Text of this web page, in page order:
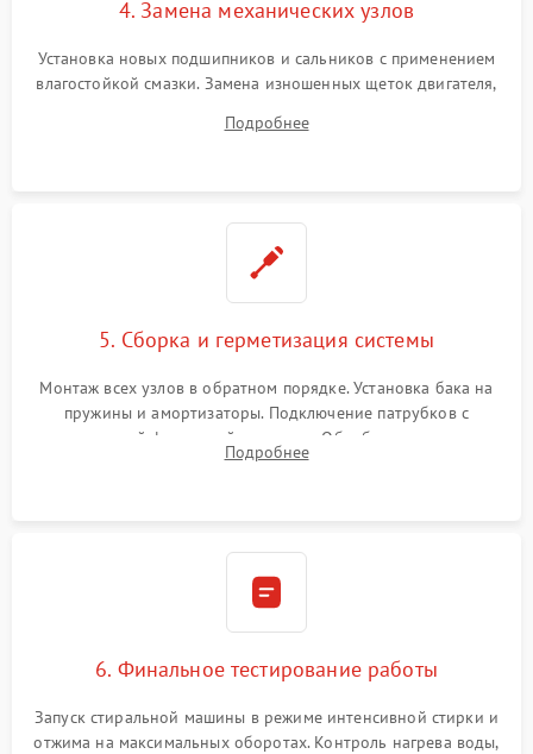
4. Замена механических узлов
Установка новых подшипников и сальников с применением
влагостойкой смазки. Замена изношенных щеток двигателя,
или поврежденной резиновой манжеты.
Подробнее
5. Сборка и герметизация системы
Монтаж всех узлов в обратном порядке. Установка бака на
пружины и амортизаторы. Подключение патрубков с
надежной фиксацией хомутами. Обработка стыков
герметиком для предотвращения возможных протечек воды.
Подробнее
6. Финальное тестирование работы
Запуск стиральной машины в режиме интенсивной стирки и
отжима на максимальных оборотах. Контроль нагрева воды,